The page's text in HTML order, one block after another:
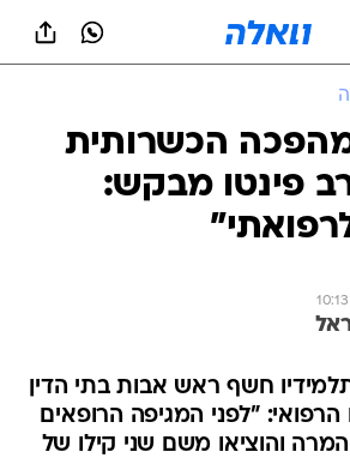
הכשרותית
פינטו מבקש:
חשף ראש אבות בתי הדין
"לפני המגיפה הרופאים
המרה והוציאו משם שני קילו של